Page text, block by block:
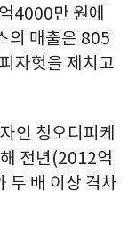
4000만 원에
의 매출은 805
자헛을 제치고
인 청오디피케
전년(2012억
두 배 이상 격차